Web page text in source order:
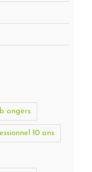
angers
10 ans